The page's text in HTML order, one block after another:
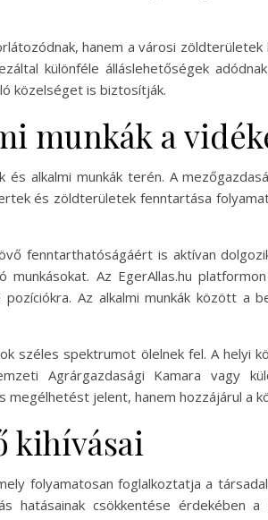
hanem a városi
különféle álláslehetőségek
közelséget is biztosítják.
munkák a
alkalmi munkák terén. A
és zöldterületek fenntartása
fenntarthatóságáért is aktívan
Az EgerAllas.hu
Az alkalmi munkák között a
széles spektrumot ölelnek fel. A helyi
Agrárgazdasági Kamara vagy
jelent, hanem hozzájárul a
kihívásai
folyamatosan foglalkoztatja a
hatásainak csökkentése